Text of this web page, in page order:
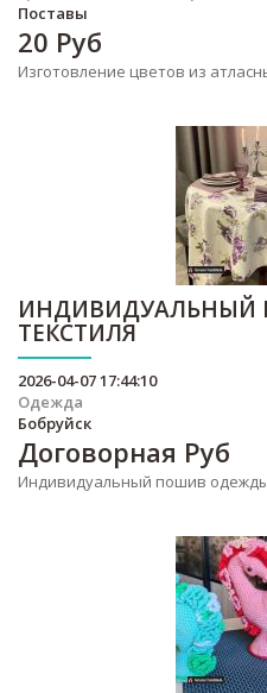
Поставы
20 Руб
Изготовление цветов из
ТЕКСТИЛЯ
2026-04-07 17:44:10
Одежда
Бобруйск
Договорная Руб
Индивидуальный пошив